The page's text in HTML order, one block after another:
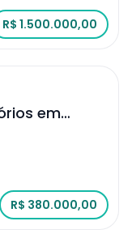
R$ 1.500.000,00
em
R$ 380.000,00